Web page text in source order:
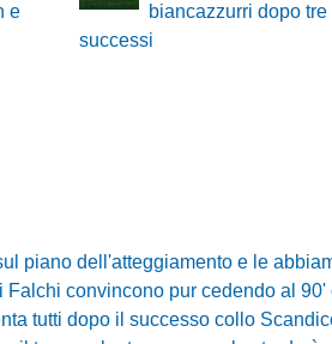
e
biancazzurri dopo tre
successi
e le abbiamo avute»: Bernardini promuove i suoi e lancia la sfida al
convincono pur cedendo al 90' contro i
«Non possiamo fare un secondo tempo così, solo una cosa viene prima di questa